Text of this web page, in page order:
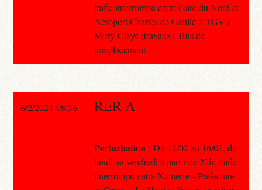
trafic interrompu entre Gare du Nord et
Aéroport Charles de Gaulle 2 TGV /
Mitry-Claye (travaux). Bus de
remplacement.
6/2/2024 08:36 RER A
Perturbation : Du 12/02 au 16/02, du
lundi au vendredi à partir de 22h, trafic
interrompu entre Nanterre – Préfecture